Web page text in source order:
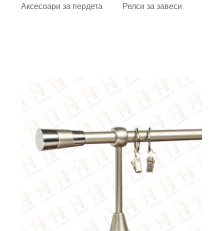
Аксесоари за пердета Релси за завеси